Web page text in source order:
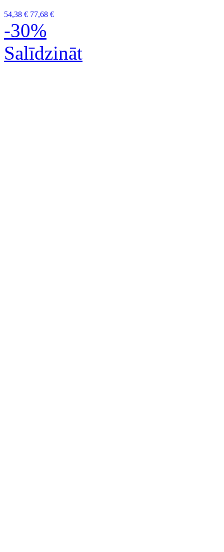
54,38 € 77,68 €
-30%
Salīdzināt